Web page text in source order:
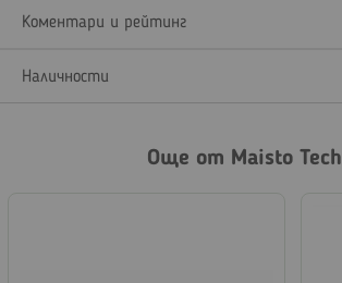
Коментари и рейтинг
Наличности
Още от Maisto Tech